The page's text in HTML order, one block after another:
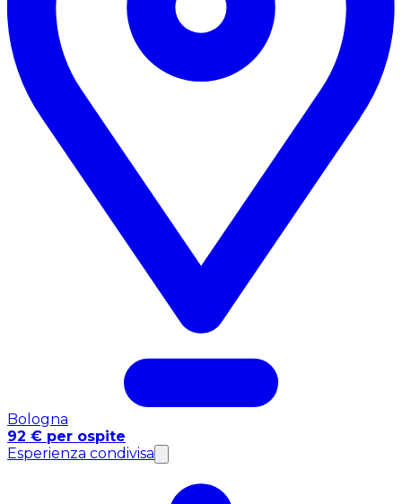
Bologna
92 € per ospite
Esperienza condivisa